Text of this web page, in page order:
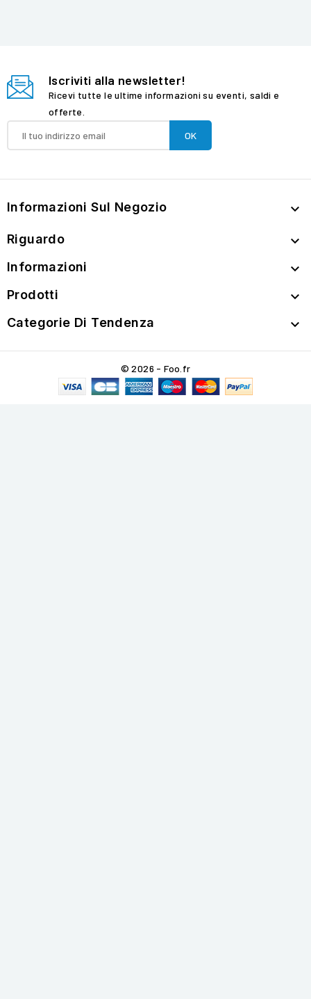
Iscriviti alla newsletter!
Ricevi tutte le ultime informazioni su eventi, saldi e
offerte.
Informazioni Sul Negozio 
Riguardo 
Informazioni 
Prodotti 
Categorie Di Tendenza 
© 2026 - Foo.fr